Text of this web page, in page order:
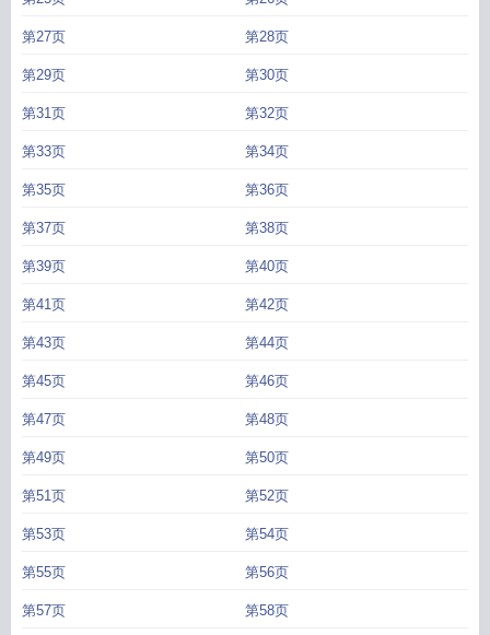
第27页 第28页
第29页 第30页
第31页 第32页
第33页 第34页
第35页 第36页
第37页 第38页
第39页 第40页
第41页 第42页
第43页 第44页
第45页 第46页
第47页 第48页
第49页 第50页
第51页 第52页
第53页 第54页
第55页 第56页
第57页 第58页